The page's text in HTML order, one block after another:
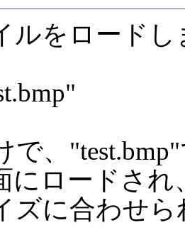
ルをロードし
で、
にロードさ
ズに合わせら